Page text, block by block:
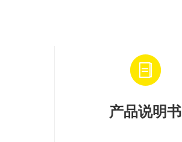
产品说明书